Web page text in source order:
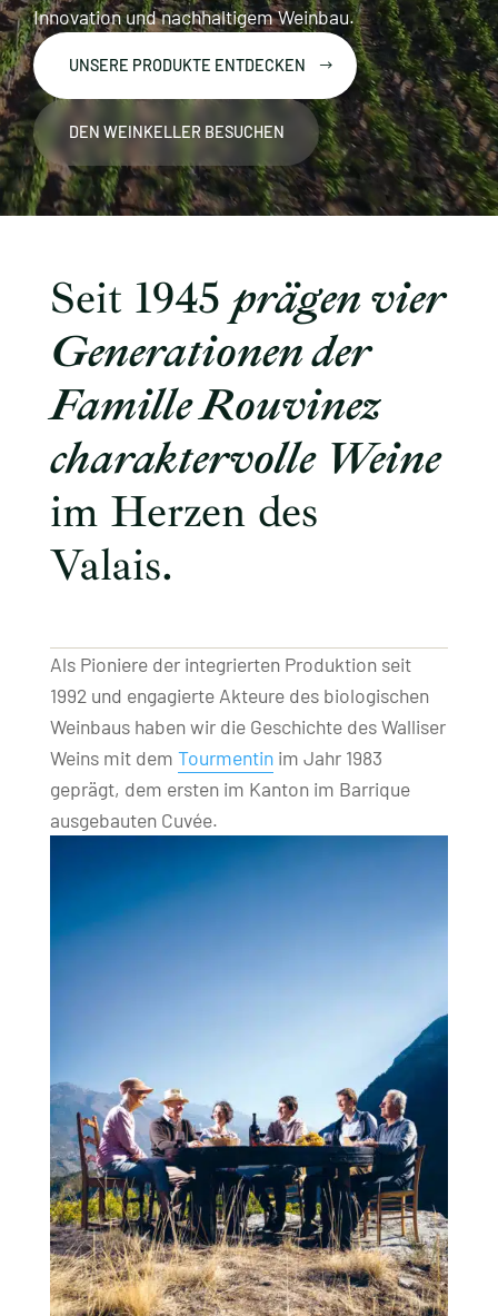
Innovation und nachhaltigem Weinbau.
UNSERE PRODUKTE ENTDECKEN
DEN WEINKELLER BESUCHEN
Seit 1945 prägen vier
Generationen der
Famille Rouvinez
charaktervolle Weine
im Herzen des
Valais.
Als Pioniere der integrierten Produktion seit
1992 und engagierte Akteure des biologischen
Weinbaus haben wir die Geschichte des Walliser
Weins mit dem Tourmentinim Jahr 1983
geprägt, dem ersten im Kanton im Barrique
ausgebauten Cuvée.